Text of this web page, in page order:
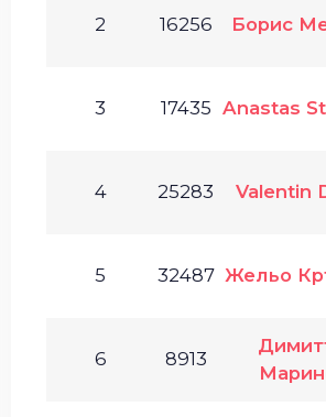
2 16256 Борис
3 17435 Anastas
4 25283 Valentin
5 32487 Жельо
6 8913